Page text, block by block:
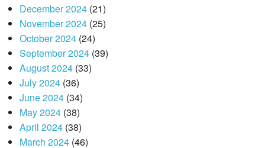
December 2024(21)
November 2024(25)
October 2024(24)
September 2024(39)
August 2024(33)
July 2024(36)
June 2024(34)
May 2024(38)
April 2024(38)
March 2024(46)